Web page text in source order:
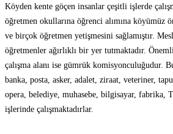
Köyden kente göçen insanlar çeşitli işlerde
öğretmen okullarına öğrenci alımına köyümüz
ve birçok öğretmen yetişmesini sağlamıştır.
öğretmenler ağırlıklı bir yer tutmaktadır.
çalışma alanı ise gümrük komisyonculuğudur.
banka, posta, asker, adalet, ziraat, veteriner,
opera, belediye, muhasebe, bilgisayar, fabrika,
işlerinde çalışmaktadırlar.